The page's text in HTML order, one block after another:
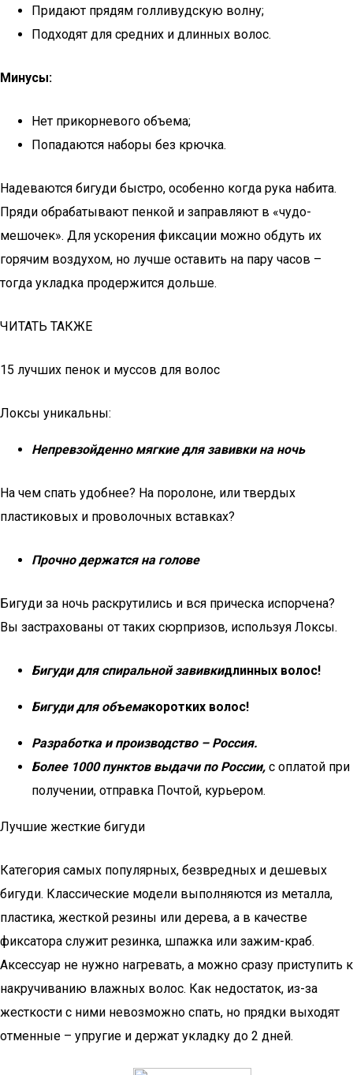
Придают прядям голливудскую волну;
Подходят для средних и длинных волос.
Минусы:
Нет прикорневого объема;
Попадаются наборы без крючка.
Надеваются бигуди быстро, особенно когда рука набита.
Пряди обрабатывают пенкой и заправляют в «чудо-
мешочек». Для ускорения фиксации можно обдуть их
горячим воздухом, но лучше оставить на пару часов –
тогда укладка продержится дольше.
ЧИТАТЬ ТАКЖЕ
15 лучших пенок и муссов для волос
Локсы уникальны:
Непревзойденно мягкие для завивки на ночь
На чем спать удобнее? На поролоне, или твердых
пластиковых и проволочных вставках?
Прочно держатся на голове
Бигуди за ночь раскрутились и вся прическа испорчена?
Вы застрахованы от таких сюрпризов, используя Локсы.
Бигуди для спиральной завивкидлинных волос!
Бигуди для объемакоротких волос!
Разработка и производство – Россия.
Более 1000 пунктов выдачи по России, с оплатой при
получении, отправка Почтой, курьером.
Лучшие жесткие бигуди
Категория самых популярных, безвредных и дешевых
бигуди. Классические модели выполняются из металла,
пластика, жесткой резины или дерева, а в качестве
фиксатора служит резинка, шпажка или зажим-краб.
Аксессуар не нужно нагревать, а можно сразу приступить к
накручиванию влажных волос. Как недостаток, из-за
жесткости с ними невозможно спать, но прядки выходят
отменные – упругие и держат укладку до 2 дней.